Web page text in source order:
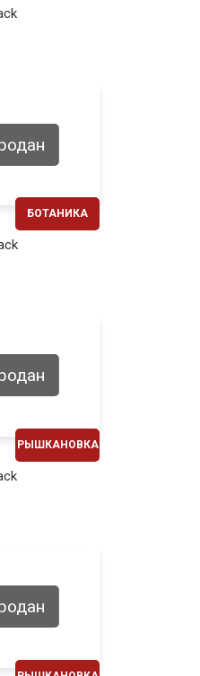
БОТАНИКА
РЫШКАНОВКА